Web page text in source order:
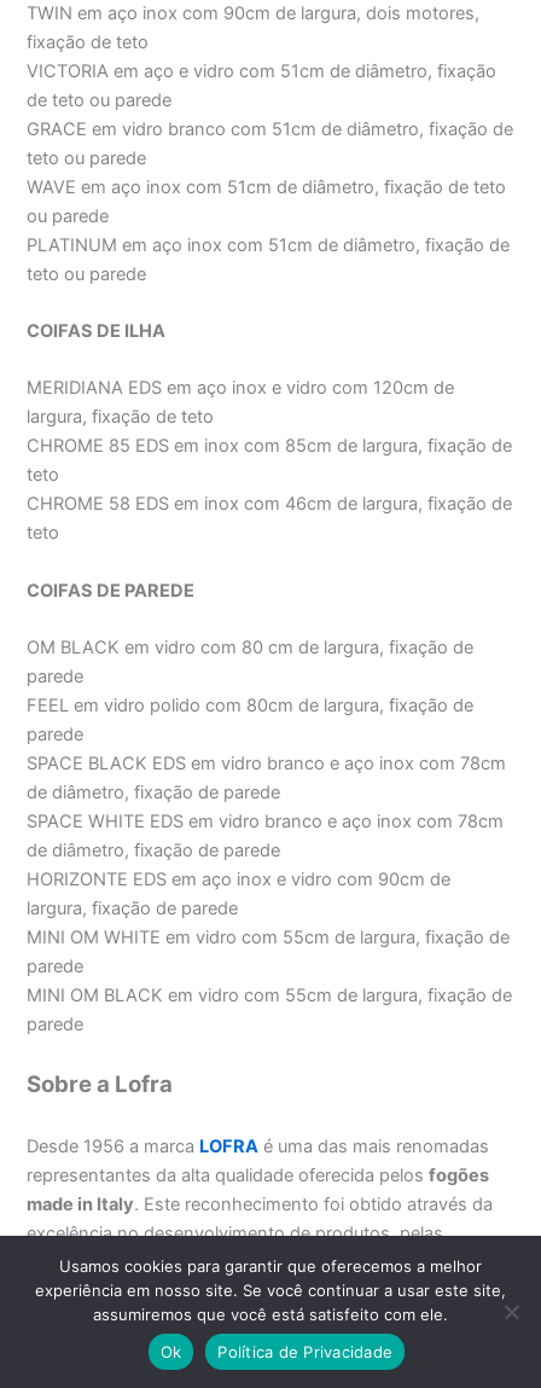
TWIN em aço inox com 90cm de largura, dois motores,
fixação de teto
VICTORIA em aço e vidro com 51cm de diâmetro, fixação
de teto ou parede
GRACE em vidro branco com 51cm de diâmetro, fixação de
teto ou parede
WAVE em aço inox com 51cm de diâmetro, fixação de teto
ou parede
PLATINUM em aço inox com 51cm de diâmetro, fixação de
teto ou parede
COIFAS DE ILHA
MERIDIANA EDS em aço inox e vidro com 120cm de
largura, fixação de teto
CHROME 85 EDS em inox com 85cm de largura, fixação de
teto
CHROME 58 EDS em inox com 46cm de largura, fixação de
teto
COIFAS DE PAREDE
OM BLACK em vidro com 80 cm de largura, fixação de
parede
FEEL em vidro polido com 80cm de largura, fixação de
parede
SPACE BLACK EDS em vidro branco e aço inox com 78cm
de diâmetro, fixação de parede
SPACE WHITE EDS em vidro branco e aço inox com 78cm
de diâmetro, fixação de parede
HORIZONTE EDS em aço inox e vidro com 90cm de
largura, fixação de parede
MINI OM WHITE em vidro com 55cm de largura, fixação de
parede
MINI OM BLACK em vidro com 55cm de largura, fixação de
parede
Sobre a Lofra
Desde 1956 a marca LOFRA é uma das mais renomadas
representantes da alta qualidade oferecida pelosfogões
made in Italy. Este reconhecimento foi obtido através da
excelência no desenvolvimento de produtos, pelas
avançadas soluções tecnológicas oferecidas e pelo
elegante designLOFRA.
A empresa fundada pelos irmão Lovato começou
produzindo panelas e já na década de 60 iniciou a
Usamos cookies para garantir que oferecemos a melhor
experiência em nosso site. Se você continuar a usar este site,
assumiremos que você está satisfeito com ele.
Ok
Política de Privacidade